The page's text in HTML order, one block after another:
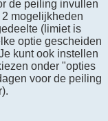
de peiling invullen
mogelijkheden
(limiet is
optie gescheiden
kunt ook instellen
onder "opties
voor de peiling